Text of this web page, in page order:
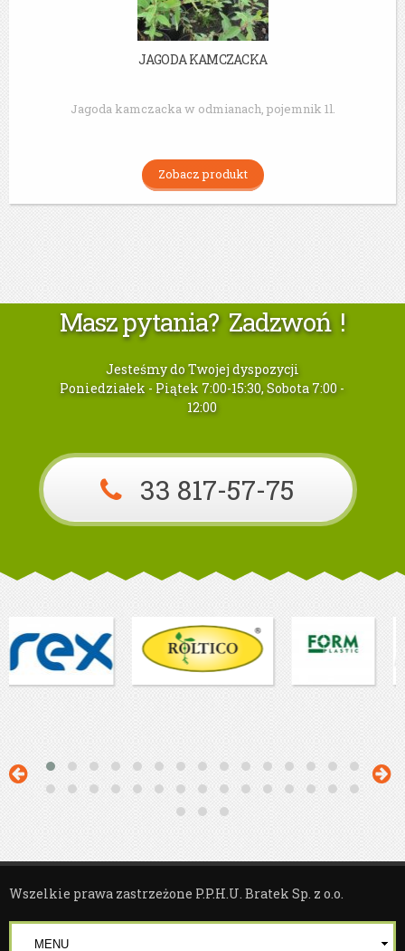
JAGODA KAMCZACKA
Jagoda kamczacka w odmianach, pojemnik 1l.
Zobacz produkt
Masz pytania? Zadzwoń !
Jesteśmy do Twojej dyspozycji
Poniedziałek - Piątek 7:00-15:30, Sobota 7:00 -
12:00
33 817-57-75
Wszelkie prawa zastrzeżone P.P.H.U. Bratek Sp. z o.o.